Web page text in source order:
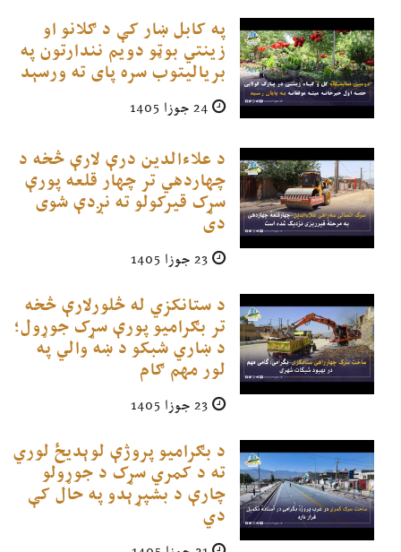
په کابل ښار کې د ګلانو او
زینتي بوټو دویم نندارتون په
بریالیتوب سره پای ته ورسېد
د علاءالدین درې لارې څخه د
چهاردهي تر چهار قلعه پورې
سړک قیرکولو ته نږدې شوی
دی
د ستانکزي له څلورلارې څخه
تر بګراميو پورې سړک جوړول؛
د ښاري شبکو د ښه والي په
لور مهم ګام
د بګرامیو پروژې لوېدیځ لوري
ته د کمري سړک د جوړولو
چارې د بشپړېدو په حال کې
دي